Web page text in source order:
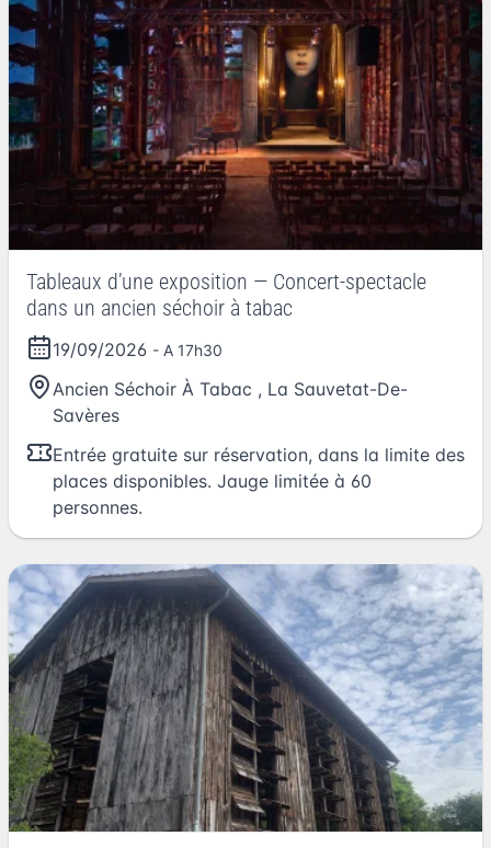
Tableaux d’une exposition — Concert-spectacle
dans un ancien séchoir à tabac
19/09/2026 - A 17h30
Ancien Séchoir À Tabac , La Sauvetat-De-
Savères
Entrée gratuite sur réservation, dans la limite des
places disponibles. Jauge limitée à 60
personnes.